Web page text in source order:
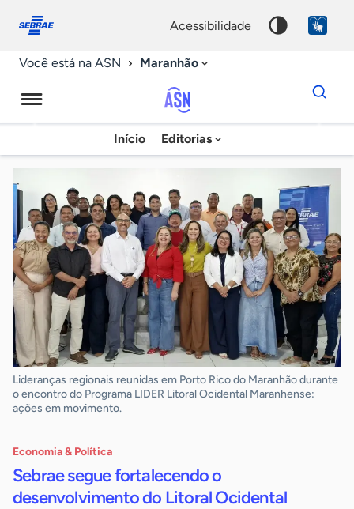
conosco
acessibilidade
Você está na ASN Maranhão
Agência
Sebrae
de
Notícias
Início Editorias
Dados
para
chave
Lideranças regionais reunidas em Porto Rico do Maranhão durante
o encontro do Programa LIDER Litoral Ocidental Maranhense:
ações em movimento.
Economia & Política
Sebrae segue fortalecendo o
desenvolvimento do Litoral Ocidental